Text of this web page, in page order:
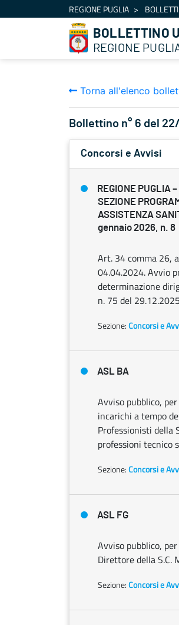
Salta al contenutoREGIONE PUGLIA
BOLLETTINO
REGIONE
Torna all'elenco
Bollettino n° 6 del
Concorsi e Avvisi
REGIONE PUGLIA
SEZIONE
ASSISTENZA
gennaio 2026, n. 8
Art. 34 comma 26,
04.04.2024. Avvio
determinazione
n. 75 del
Sezione:Concorsi e
ASL BA
Avviso pubblico,
incarichi a tempo
Professionisti della
professioni tecnico
Sezione:Concorsi e
ASL FG
Avviso pubblico,
Direttore della S.C.
Sezione:Concorsi e